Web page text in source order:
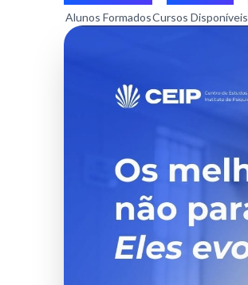
Alunos FormadosCursos Disponíveis